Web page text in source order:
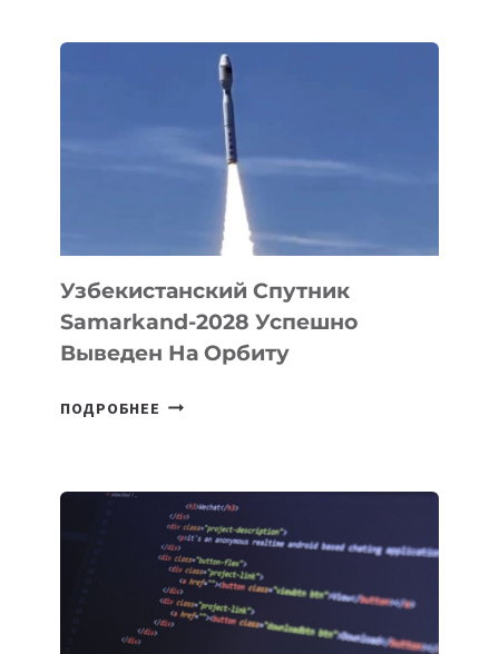
СТАРТАП
PROMETHEUS
СОЗДАНИЯ
«ИСКУССТВЕННОГО
ИНЖЕНЕРА»
Узбекистанский Спутник
Samarkand-2028 Успешно
Выведен На Орбиту
ПОДРОБНЕЕ УЗБЕКИСТАНСКИЙ
УСПЕШНО
ВЫВЕДЕН
НА
ОРБИТУ